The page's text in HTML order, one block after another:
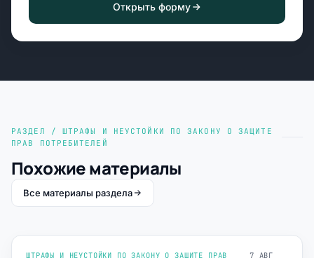
Открыть форму
РАЗДЕЛ / ШТРАФЫ И НЕУСТОЙКИ ПО ЗАКОНУ О ЗАЩИТЕ
ПРАВ ПОТРЕБИТЕЛЕЙ
Похожие материалы
Все материалы раздела
ШТРАФЫ И НЕУСТОЙКИ ПО ЗАКОНУ О ЗАЩИТЕ ПРАВ 7 АВГ